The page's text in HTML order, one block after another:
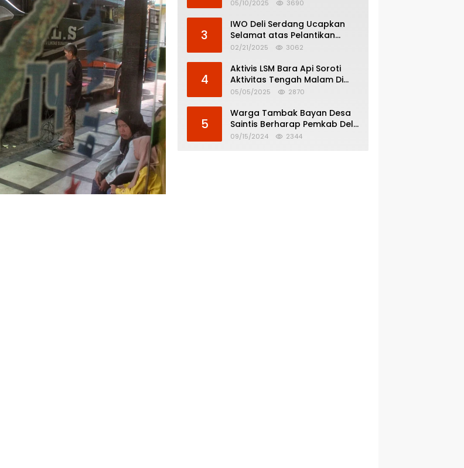
05/10/2025 3690
3
IWO Deli Serdang Ucapkan
Selamat atas Pelantikan
Bupati dan Wakil Bupati Deli
02/21/2025 3062
4
Aktivis LSM Bara Api Soroti
Aktivitas Tengah Malam Di
SPBU 14.213.228 Bandar Tinggi
05/05/2025 2870
5
Warga Tambak Bayan Desa
Saintis Berharap Pemkab Deli
Serdang Atasi Banjir
09/15/2024 2344